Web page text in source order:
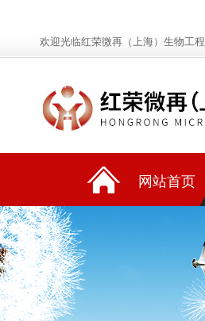
欢迎光临红荣微再（上海）生物工
网站首页